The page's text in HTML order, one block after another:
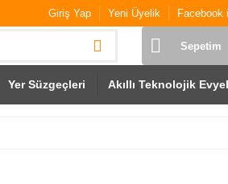
Giriş Yap Yeni Üyelik Facebook
Sepetim
Yer Süzgeçleri Akıllı Teknolojik